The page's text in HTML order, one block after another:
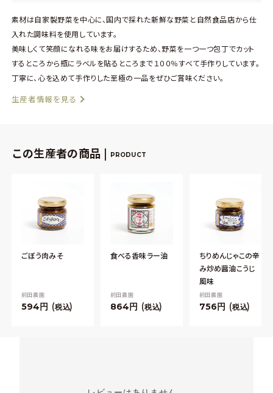
素材は自家製野菜を中心に、国内で採れた新鮮な野菜と自然食品店から仕
入れた調味料を使用しています。
美味しくて笑顔になれる味をお届けするため、野菜を一つ一つ包丁でカット
するところから瓶にラベルを貼るところまで１００％すべて手作りしています。
丁寧に、心を込めて手作りした至極の一品をぜひご賞味ください。
生産者情報を見る
この生産者の商品 | PRODUCT
ごぼう肉みそ
前田農園
594 税込
食べる香味ラー油
前田農園
864 税込
ちりめんじゃこの辛
み炒め醤油こうじ
風味
前田農園
756 税込